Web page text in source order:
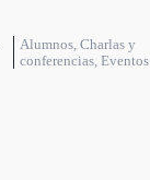
Alumnos,Charlas y
conferencias,Eventos